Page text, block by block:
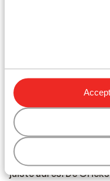
Het alarmnummer in
Wanneer je een
bellen. Let op, deze
gebruiken bij
Eten & drinken:
Houd je van lekker
juiste adres. De